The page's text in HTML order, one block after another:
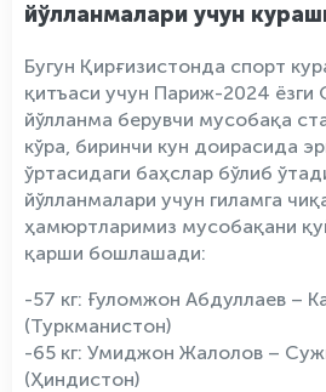
йўлланмалари учун
Бугун Қирғизистонда спорт
қитъаси учун Париж-2024 ёзги
йўлланма берувчи мусобақа
кўра, биринчи кун доирасида
ўртасидаги баҳслар бўлиб
йўлланмалари учун гиламга
ҳамюртларимиз мусобақани
қарши бошлашади:
-57 кг: Ғуломжон Абдуллаев –
(Туркманистон)
-65 кг: Умиджон Жалолов –
(Ҳиндистон)